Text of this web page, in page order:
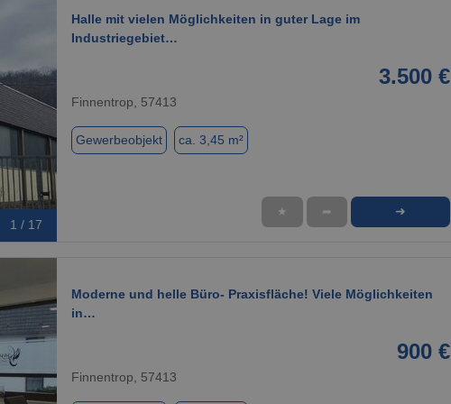
1 / 17
Halle mit vielen Möglichkeiten in guter Lage im
Industriegebiet…
3.500 €
Finnentrop, 57413
Gewerbeobjekt ca. 3,45 m²
★ ➦ ➜
Moderne und helle Büro- Praxisfläche! Viele Möglichkeiten
in…
900 €
Finnentrop, 57413